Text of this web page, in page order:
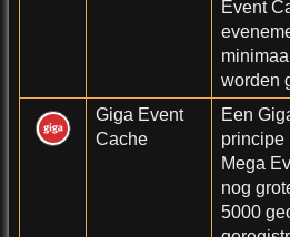
Event
worden
Giga Event
Cache
Een
principe
Mega
nog
5000